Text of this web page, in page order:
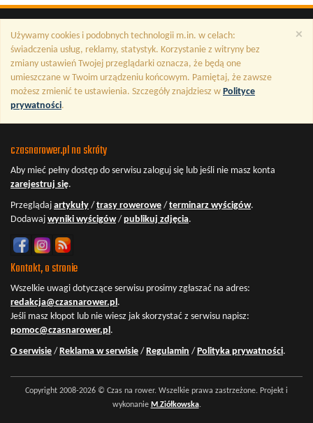
×
Używamy cookies i podobnych technologii m.in. w celach:
świadczenia usług, reklamy, statystyk. Korzystanie z witryny bez
zmiany ustawień Twojej przeglądarki oznacza, że będą one
umieszczane w Twoim urządzeniu końcowym. Pamiętaj, że zawsze
możesz zmienić te ustawienia. Szczegóły znajdziesz w Polityce
prywatności.
czasnarower.pl na skróty
Aby mieć pełny dostęp do serwisu zaloguj się lub jeśli nie masz konta
zarejestruj się.
Przeglądaj artykuły / trasy rowerowe / terminarz wyścigów.
Dodawaj wyniki wyścigów/ publikuj zdjęcia.
Kontakt, o stronie
Wszelkie uwagi dotyczące serwisu prosimy zgłaszać na adres:
redakcja@czasnarower.pl.
Jeśli masz kłopot lub nie wiesz jak skorzystać z serwisu napisz:
pomoc@czasnarower.pl.
O serwisie / Reklama w serwisie / Regulamin / Polityka prywatności.
Copyright 2008-2026 © Czas na rower. Wszelkie prawa zastrzeżone. Projekt i
wykonanie M.Ziółkowska.